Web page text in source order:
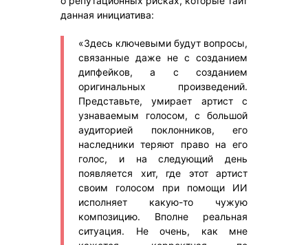
данная инициатива:
«Здесь ключевыми будут вопросы,
связанные даже не с созданием
дипфейков, а с созданием
оригинальных произведений.
Представьте, умирает артист с
узнаваемым голосом, с большой
аудиторией поклонников, его
наследники теряют право на его
голос, и на следующий день
появляется хит, где этот артист
своим голосом при помощи ИИ
исполняет какую-то чужую
композицию. Вполне реальная
ситуация. Не очень, как мне